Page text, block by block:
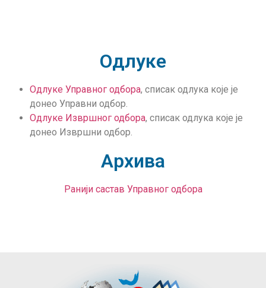
Одлуке
Одлуке Управног одбора, списак одлука које је
донео Управни одбор.
Одлуке Извршног одбора, списак одлука које је
донео Извршни одбор.
Архива
Ранији састав Управног одбора